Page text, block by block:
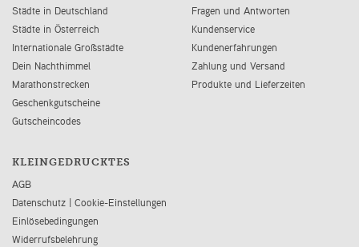
Städte in Deutschland
Städte in Österreich
Internationale Großstädte
Dein Nachthimmel
Marathonstrecken
Geschenkgutscheine
Gutscheincodes
Fragen und Antworten
Kundenservice
Kundenerfahrungen
Zahlung und Versand
Produkte und Lieferzeiten
KLEINGEDRUCKTES
AGB
Datenschutz | Cookie-Einstellungen
Einlösebedingungen
Widerrufsbelehrung